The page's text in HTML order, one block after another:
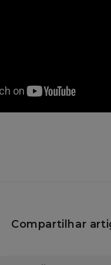
Compartilhar